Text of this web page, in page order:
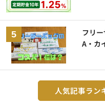
フリ
A・カ
人気記事ラン